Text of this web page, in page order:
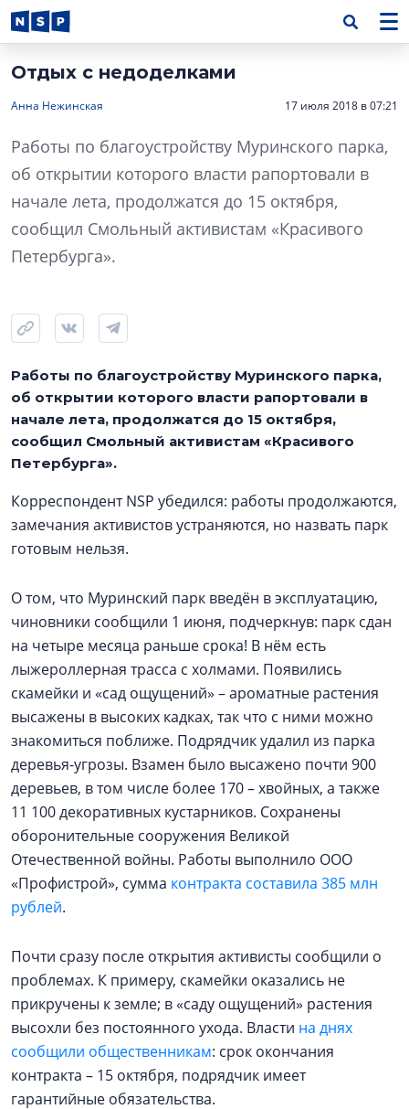
Отдых с недоделками
Анна Нежинская 17 июля 2018 в 07:21
Работы по благоустройству Муринского парка,
об открытии которого власти рапортовали в
начале лета, продолжатся до 15 октября,
сообщил Смольный активистам «Красивого
Петербурга».
Работы по благоустройству Муринского парка,
об открытии которого власти рапортовали в
начале лета, продолжатся до 15 октября,
сообщил Смольный активистам «Красивого
Петербурга».
Корреспондент NSP убедился: работы продолжаются,
замечания активистов устраняются, но назвать парк
готовым нельзя.
О том, что Муринский парк введён в эксплуатацию,
чиновники сообщили 1 июня, подчеркнув: парк сдан
на четыре месяца раньше срока! В нём есть
лыжероллерная трасса с холмами. Появились
скамейки и «сад ощущений» – ароматные растения
высажены в высоких кадках, так что с ними можно
знакомиться поближе. Подрядчик удалил из парка
деревья-угрозы. Взамен было высажено почти 900
деревьев, в том числе более 170 – хвойных, а также
11 100 декоративных кустарников. Сохранены
оборонительные сооружения Великой
Отечественной войны. Работы выполнило ООО
«Профистрой», сумма контракта составила 385 млн
рублей.
Почти сразу после открытия активисты сообщили о
проблемах. К примеру, скамейки оказались не
прикручены к земле; в «саду ощущений» растения
высохли без постоянного ухода. Власти на днях
сообщили общественникам: срок окончания
контракта – 15 октября, подрядчик имеет
гарантийные обязательства.